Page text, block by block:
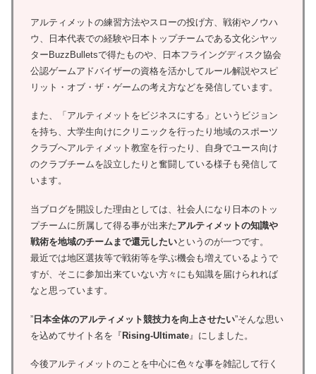
アルティメットの練習方法やスローの投げ方、戦術やノウハ
ウ、日本代表での経験や日本トップチームである文化シヤッ
ターBuzzBulletsで得たものや、日本フライングディスク協会
公認ゲームアドバイザーの資格を活かしてルール解説やスピ
リット・オブ・ザ・ゲームの考え方などを発信しています。
また、「アルティメットをビジネスにする」というビジョン
を持ち、大学生向けにクリニックを行ったり地域のスポーツ
クラブへアルティメット教室を行ったり、自身でユース向け
のクラブチームを設立したりと奮闘している様子も発信して
います。
当ブログを開設した理由としては、社会人になり日本のトッ
プチームに所属して得る事が出来たアルティメットの知識や
戦術を地域のチームまで還元したいというのが一つです。
最近では地区選抜等で戦術等を学ぶ機会も増えているようで
すが、そこに参加出来ていない方々にも知識を届けられれば
なと思っています。
”日本全体のアルティメット競技力を向上させたい”そんな思い
を込めてサイト名を『Rising-Ultimate 』にしました。
今後アルティメットのことを中心に色々な事を雑記して行く